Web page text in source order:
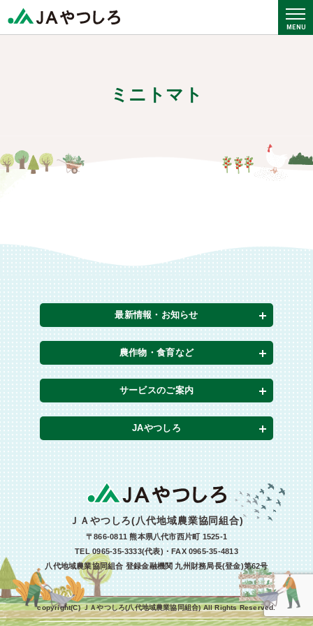
ミニトマト
最新情報・お知らせ
農作物・食育など
サービスのご案内
JAやつしろ
ＪＡやつしろ(八代地域農業協同組合)
〒866-0811 熊本県八代市西片町 1525-1
TEL 0965-35-3333(代表)・FAX 0965-35-4813
八代地域農業協同組合 登録金融機関 九州財務局長(登金)第62号
copyright(C) ＪＡやつしろ(八代地域農業協同組合) All Rights Reserved.